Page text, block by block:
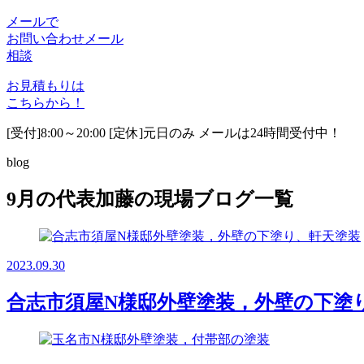
メールで
お問い合わせ メール
相談
お見積もりは
こちらから！
[受付]8:00～20:00 [定休]元日のみ メールは24時間受付中！
blog
9月の代表加藤の現場ブログ一覧
2023.09.30
合志市須屋N様邸外壁塗装，外壁の下塗